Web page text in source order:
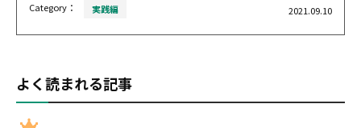
Category： 実践編 2021.09.10
よく読まれる記事